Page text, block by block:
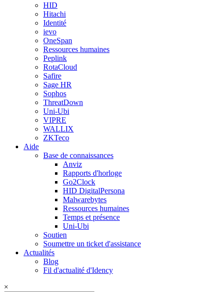
HID
Hitachi
Identité
ievo
OneSpan
Ressources humaines
Peplink
RotaCloud
Safire
Sage HR
Sophos
ThreatDown
Uni-Ubi
VIPRE
WALLIX
ZKTeco
Aide
Base de connaissances
Anviz
Rapports d'horloge
Go2Clock
HID DigitalPersona
Malwarebytes
Ressources humaines
Temps et présence
Uni-Ubi
Soutien
Soumettre un ticket d'assistance
Actualités
Blog
Fil d'actualité d'Idency
×